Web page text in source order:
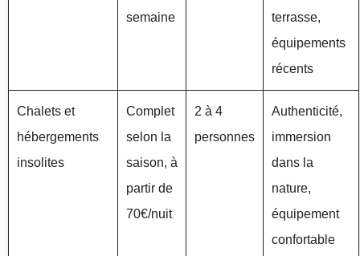
semaine
terrasse,
équipements
récents
Chalets et
hébergements
insolites
Complet
selon la
saison, à
partir de
70€/nuit
2 à 4
personnes
Authenticité,
immersion
dans la
nature,
équipement
confortable